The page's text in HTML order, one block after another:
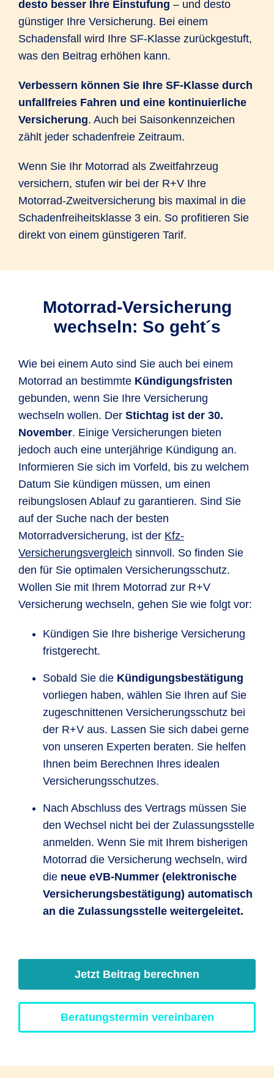
desto besser Ihre Einstufung – und desto
günstiger Ihre Versicherung. Bei einem
Schadensfall wird Ihre SF-Klasse zurückgestuft,
was den Beitrag erhöhen kann.
Verbessern können Sie Ihre SF-Klasse durch
unfallfreies Fahren und eine kontinuierliche
Versicherung. Auch bei Saisonkennzeichen
zählt jeder schadenfreie Zeitraum.
Wenn Sie Ihr Motorrad als Zweitfahrzeug
versichern, stufen wir bei der R+V Ihre
Motorrad-Zweitversicherung bis maximal in die
Schadenfreiheitsklasse 3 ein. So profitieren Sie
direkt von einem günstigeren Tarif.
Motorrad-Versicherung
wechseln: So geht´s
Wie bei einem Auto sind Sie auch bei einem
Motorrad an bestimmte Kündigungsfristen
gebunden, wenn Sie Ihre Versicherung
wechseln wollen. Der Stichtag ist der 30.
November. Einige Versicherungen bieten
jedoch auch eine unterjährige Kündigung an.
Informieren Sie sich im Vorfeld, bis zu welchem
Datum Sie kündigen müssen, um einen
reibungslosen Ablauf zu garantieren. Sind Sie
auf der Suche nach der besten
Motorradversicherung, ist der Kfz-
Versicherungsvergleich sinnvoll. So finden Sie
den für Sie optimalen Versicherungsschutz.
Wollen Sie mit Ihrem Motorrad zur R+V
Versicherung wechseln, gehen Sie wie folgt vor:
Kündigen Sie Ihre bisherige Versicherung
fristgerecht.
Sobald Sie die Kündigungsbestätigung
vorliegen haben, wählen Sie Ihren auf Sie
zugeschnittenen Versicherungsschutz bei
der R+V aus. Lassen Sie sich dabei gerne
von unseren Experten beraten. Sie helfen
Ihnen beim Berechnen Ihres idealen
Versicherungsschutzes.
Nach Abschluss des Vertrags müssen Sie
den Wechsel nicht bei der Zulassungsstelle
anmelden. Wenn Sie mit Ihrem bisherigen
Motorrad die Versicherung wechseln, wird
die neue eVB-Nummer (elektronische
Versicherungsbestätigung) automatisch
an die Zulassungsstelle weitergeleitet.
Jetzt Beitrag berechnen
Beratungstermin vereinbaren